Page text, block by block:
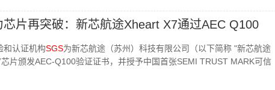
片再突破：新芯航途Xheart X7通过AEC Q100
和认证机构SGS为新芯航途（苏州）科技有限公司（以下简称 "新芯航途
片颁发AEC‑Q100验证证书，并授予中国首张SEMI TRUST MARK可信